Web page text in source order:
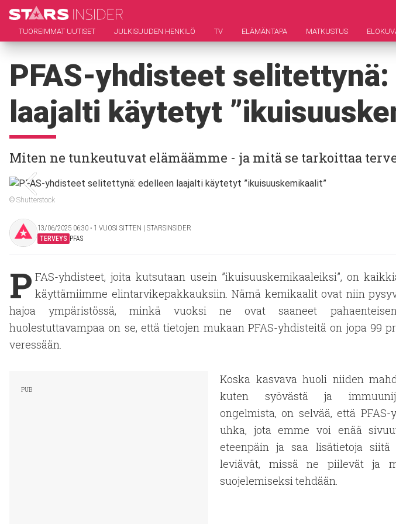
TUOREIMMAT UUTISET JULKISUUDEN HENKILÖ TV ELÄMÄNTAPA MATKUSTUS
PFAS-yhdisteet
laajalti käytetyt
Miten ne tunkeutuvat elämäämme - ja mitä se tarkoittaa
© Shutterstock
13/06/2025 06:30 ‧ 1 VUOSI SITTEN | STARSINSIDER
TERVEYS PFAS
P FAS-yhdisteet, joita kutsutaan usein ”ikuisuuskemikaaleiksi”, on
käyttämiimme elintarvikepakkauksiin. Nämä kemikaalit ovat niin
hajoa ympäristössä, minkä vuoksi ne ovat saaneet
huolestuttavampaa on se, että tietojen mukaan PFAS-yhdisteitä on jopa 99
veressään.
Koska kasvava huoli niiden
kuten syövästä ja
ongelmista, on selvää, että
uhka, jota emme voi enää
eteenpäin ja saa lisätietoja
leviävät, missä ne piilevät ja
suojelemiseksi tehdään.